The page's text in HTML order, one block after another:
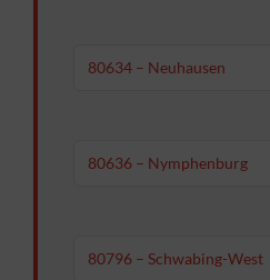
80634 – Neuhausen
80636 – Nymphenburg
80796 – Schwabing-West